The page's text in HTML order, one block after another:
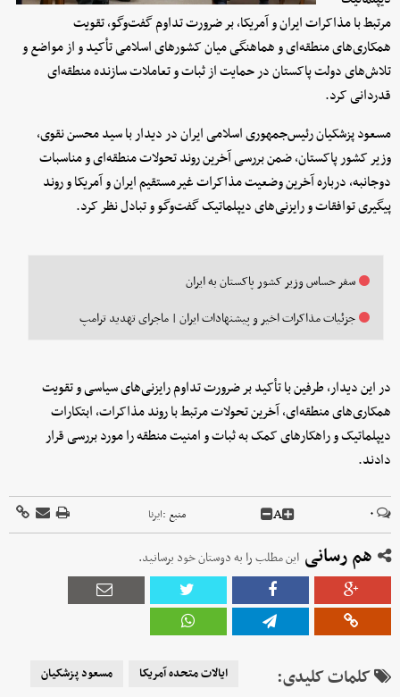
مرتبط با مذاکرات ایران و آمریکا، بر ضرورت تداوم گفت‌وگو، تقویت
همکاری‌های منطقه‌ای و هماهنگی میان کشورهای اسلامی تأکید و از مواضع و
تلاش‌های دولت پاکستان در حمایت از ثبات و تعاملات سازنده منطقه‌ای
قدردانی کرد.
مسعود پزشکیان رئیس‌جمهوری اسلامی ایران در دیدار با سید محسن نقوی،
وزیر کشور پاکستان، ضمن بررسی آخرین روند تحولات منطقه‌ای و مناسبات
دوجانبه، درباره آخرین وضعیت مذاکرات غیرمستقیم ایران و آمریکا و روند
پیگیری توافقات و رایزنی‌های دیپلماتیک گفت‌وگو و تبادل نظر کرد.
سفر حساس وزیر کشور پاکستان به ایران
جزئیات مذاکرات اخیر و پیشنهادات ایران | ماجرای تهدید ترامپ
در این دیدار، طرفین با تأکید بر ضرورت تداوم رایزنی‌های سیاسی و تقویت
همکاری‌های منطقه‌ای، آخرین تحولات مرتبط با روند مذاکرات، ابتکارات
دیپلماتیک و راهکارهای کمک به ثبات و امنیت منطقه را مورد بررسی قرار
دادند.
۰ A منبع :ایرنا
هم رسانی این مطلب را به دوستان خود برسانید.
کلمات کلیدی: ایالات متحده آمریکا
مسعود پزشکیان